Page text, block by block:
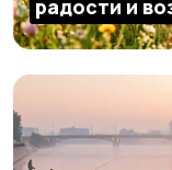
радости и